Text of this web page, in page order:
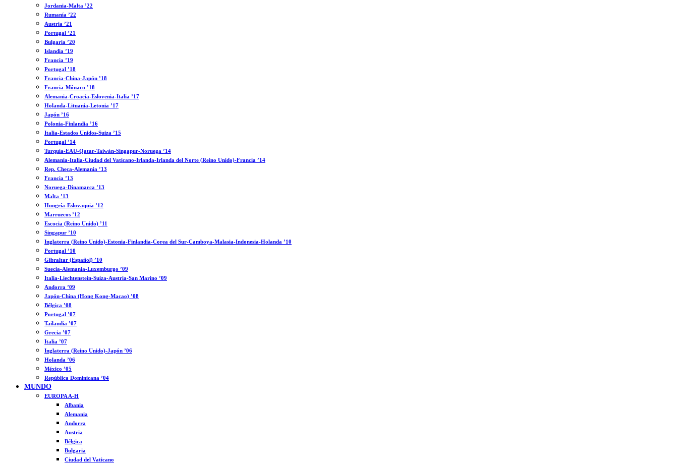
Jordania-Malta ’22
Rumanía ’22
Austria ’21
Portugal ’21
Bulgaria ’20
Islandia ’19
Francia ’19
Portugal ’18
Francia-China-Japón ’18
Francia-Mónaco ’18
Alemania-Croacia-Eslovenia-Italia ’17
Holanda-Lituania-Letonia ’17
Japón ’16
Polonia-Finlandia ’16
Italia-Estados Unidos-Suiza ’15
Portugal ’14
Turquía-EAU-Qatar-Taiwán-Singapur-Noruega ’14
Alemania-Italia-Ciudad del Vaticano-Irlanda-Irlanda del Norte (Reino Unido)-Francia ’14
Rep. Checa-Alemania ’13
Francia ’13
Noruega-Dinamarca ’13
Malta ’13
Hungría-Eslovaquia ’12
Marruecos ’12
Escocia (Reino Unido) ’11
Singapur ’10
Inglaterra (Reino Unido)-Estonia-Finlandia-Corea del Sur-Camboya-Malasia-Indonesia-Holanda ’10
Portugal ’10
Gibraltar (Español) ’10
Suecia-Alemania-Luxemburgo ’09
Italia-Liechtenstein-Suiza-Austria-San Marino ’09
Andorra ’09
Japón-China (Hong Kong-Macao) ’08
Bélgica ’08
Portugal ’07
Tailandia ’07
Grecia ’07
Italia ’07
Inglaterra (Reino Unido)-Japón ’06
Holanda ’06
México ’05
República Dominicana ’04
MUNDO
EUROPA A-H
Albania
Alemania
Andorra
Austria
Bélgica
Bulgaria
Ciudad del Vaticano